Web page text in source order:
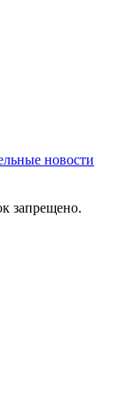
новости
запрещено.